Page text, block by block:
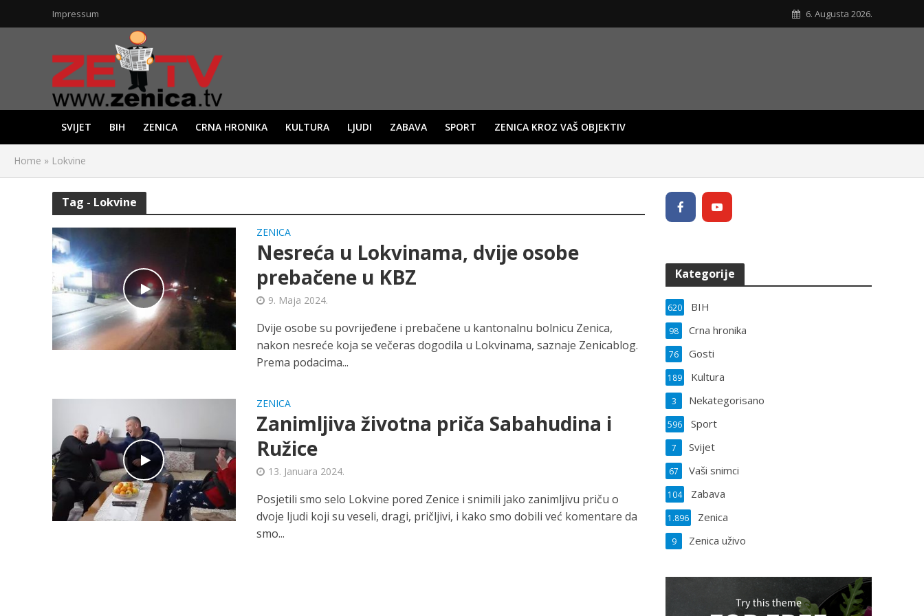
Impressum 6. Augusta 2026.
SVIJET BIH ZENICA CRNA HRONIKA KULTURA LJUDI ZABAVA SPORT ZENICA KROZ VAŠ OBJEKTIV
Home » Lokvine
Tag - Lokvine
ZENICA
Nesreća u Lokvinama, dvije osobe
prebačene u KBZ
9. Maja 2024.
Dvije osobe su povrijeđene i prebačene u kantonalnu bolnicu Zenica,
nakon nesreće koja se večeras dogodila u Lokvinama, saznaje Zenicablog.
Prema podacima...
ZENICA
Zanimljiva životna priča Sabahudina i
Ružice
13. Januara 2024.
Posjetili smo selo Lokvine pored Zenice i snimili jako zanimljivu priču o
dvoje ljudi koji su veseli, dragi, pričljivi, i kako smo dobili već komentare da
smo...
Kategorije
BIH
620
Crna hronika
98
Gosti
76
Kultura
189
Nekategorisano
3
Sport
596
Svijet
7
Vaši snimci
67
Zabava
104
Zenica
1.896
Zenica uživo
9